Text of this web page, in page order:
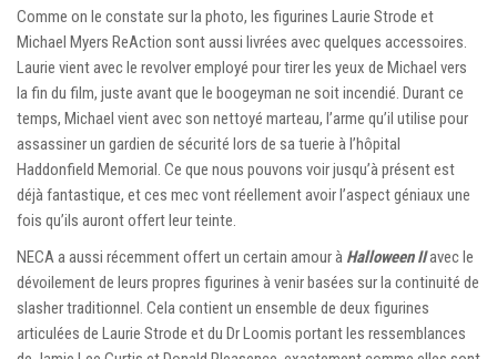
Comme on le constate sur la photo, les figurines Laurie Strode et
Michael Myers ReAction sont aussi livrées avec quelques accessoires.
Laurie vient avec le revolver employé pour tirer les yeux de Michael vers
la fin du film, juste avant que le boogeyman ne soit incendié. Durant ce
temps, Michael vient avec son nettoyé marteau, l’arme qu’il utilise pour
assassiner un gardien de sécurité lors de sa tuerie à l’hôpital
Haddonfield Memorial. Ce que nous pouvons voir jusqu’à présent est
déjà fantastique, et ces mec vont réellement avoir l’aspect géniaux une
fois qu’ils auront offert leur teinte.
NECA a aussi récemment offert un certain amour à Halloween IIavec le
dévoilement de leurs propres figurines à venir basées sur la continuité de
slasher traditionnel. Cela contient un ensemble de deux figurines
articulées de Laurie Strode et du Dr Loomis portant les ressemblances